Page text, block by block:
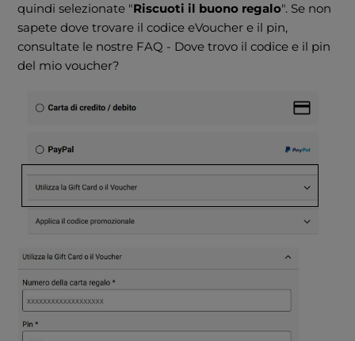
quindi selezionate "Riscuoti il buono regalo". Se non
sapete dove trovare il codice eVoucher e il pin,
consultate le nostre FAQ - Dove trovo il codice e il pin
del mio voucher?